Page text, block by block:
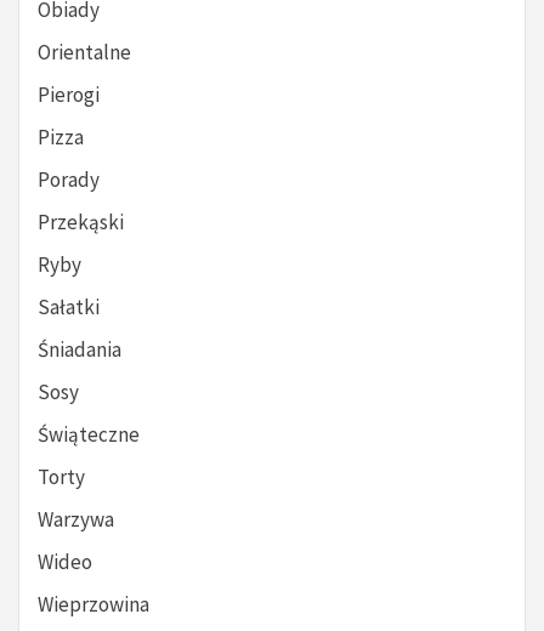
Obiady
Orientalne
Pierogi
Pizza
Porady
Przekąski
Ryby
Sałatki
Śniadania
Sosy
Świąteczne
Torty
Warzywa
Wideo
Wieprzowina